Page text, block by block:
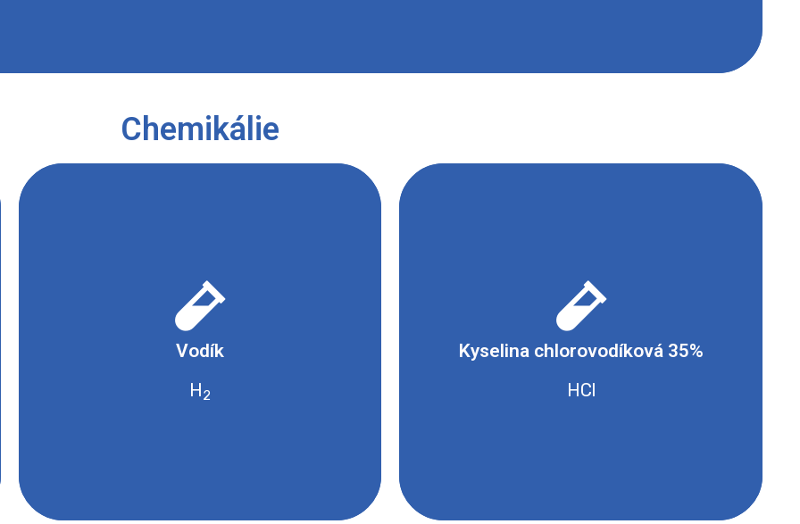
Chemikálie
Vodík
H 2
- Hořlavé nebo samozápalné
Kyselina chlorovodíková 35%
HCl
- Žíravé a korozivní